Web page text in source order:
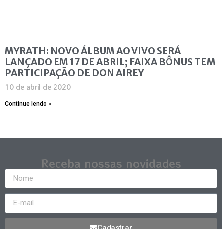
MYRATH: NOVO ÁLBUM AO VIVO SERÁ
LANÇADO EM 17 DE ABRIL; FAIXA BÔNUS TEM
PARTICIPAÇÃO DE DON AIREY
10 de abril de 2020
Continue lendo »
Receba nossas novidades